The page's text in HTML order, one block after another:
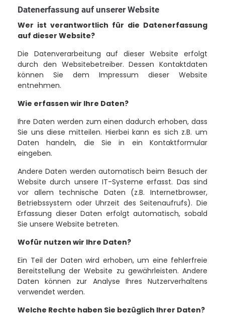
Datenerfassung auf unserer Website
Wer ist verantwortlich für die Datenerfassung
auf dieser Website?
Die Datenverarbeitung auf dieser Website erfolgt
durch den Websitebetreiber. Dessen Kontaktdaten
können Sie dem Impressum dieser Website
entnehmen.
Wie erfassen wir Ihre Daten?
Ihre Daten werden zum einen dadurch erhoben, dass
Sie uns diese mitteilen. Hierbei kann es sich z.B. um
Daten handeln, die Sie in ein Kontaktformular
eingeben.
Andere Daten werden automatisch beim Besuch der
Website durch unsere IT-Systeme erfasst. Das sind
vor allem technische Daten (z.B. Internetbrowser,
Betriebssystem oder Uhrzeit des Seitenaufrufs). Die
Erfassung dieser Daten erfolgt automatisch, sobald
Sie unsere Website betreten.
Wofür nutzen wir Ihre Daten?
Ein Teil der Daten wird erhoben, um eine fehlerfreie
Bereitstellung der Website zu gewährleisten. Andere
Daten können zur Analyse Ihres Nutzerverhaltens
verwendet werden.
Welche Rechte haben Sie bezüglich Ihrer Daten?